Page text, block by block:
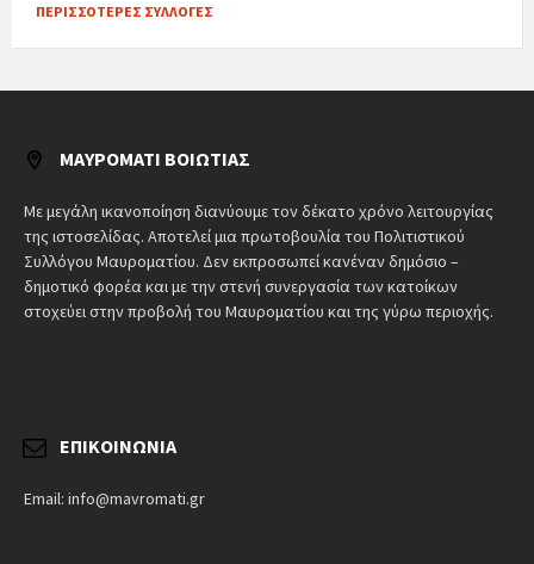
ΠΕΡΙΣΣΌΤΕΡΕΣ ΣΥΛΛΟΓΈΣ
ΜΑΥΡΟΜΆΤΙ ΒΟΙΩΤΊΑΣ
Με μεγάλη ικανοποίηση διανύουμε τον δέκατο χρόνο λειτουργίας
της ιστοσελίδας. Αποτελεί μια πρωτοβουλία του Πολιτιστικού
Συλλόγου Μαυροματίου. Δεν εκπροσωπεί κανέναν δημόσιο –
δημοτικό φορέα και με την στενή συνεργασία των κατοίκων
στοχεύει στην προβολή του Μαυροματίου και της γύρω περιοχής.
ΕΠΙΚΟΙΝΩΝΊΑ
Email: info@mavromati.gr